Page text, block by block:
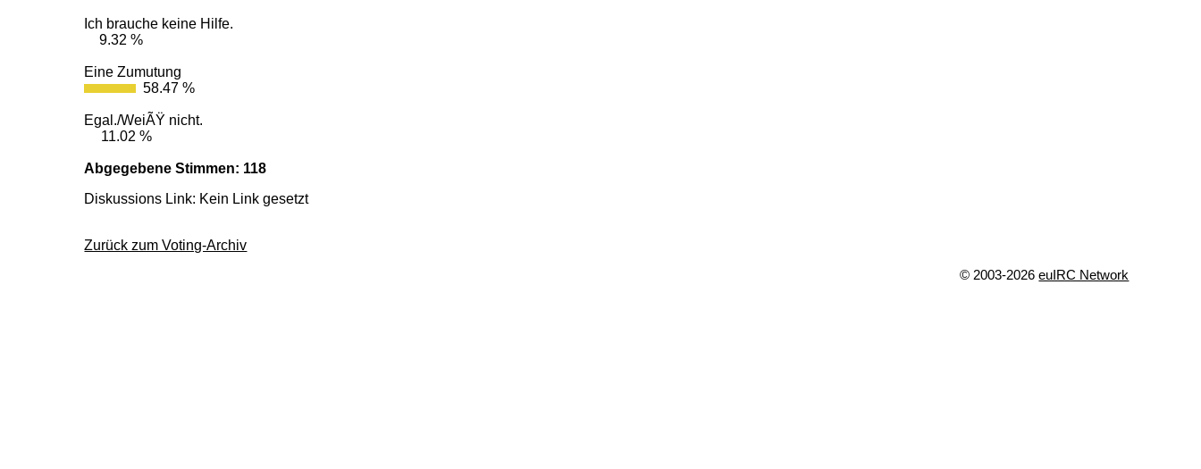
Ich brauche keine Hilfe.
9.32 %
Eine Zumutung
58.47 %
Egal./WeiÃŸ nicht.
11.02 %
Abgegebene Stimmen: 118
Diskussions Link: Kein Link gesetzt
Zurück zum Voting-Archiv
© 2003-2026euIRC Network